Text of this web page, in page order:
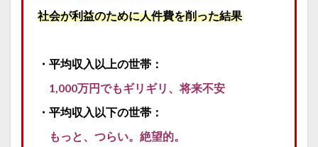
社会が利益のために人件費を削った結果
・平均収入以上の世帯：
1,000万円でもギリギリ、将来不安
・平均収入以下の世帯：
もっと、つらい。絶望的。